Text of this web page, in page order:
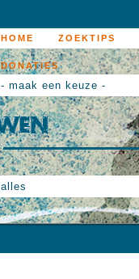
HOME ZOEKTIPS
DONATIES
- maak een keuze -
alles